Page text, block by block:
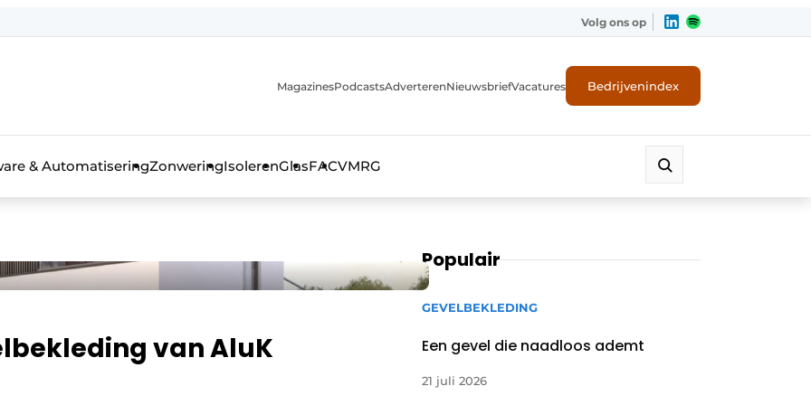
glas & daken
Volg ons op
MagazinesPodcastsAdverterenNieuwsbriefVacatures Bedrijvenindex
& AutomatiseringZonweringIsolerenGlasFACVMRG
van AluK
Populair
GEVELBEKLEDING
Een gevel die naadloos ademt
21 juli 2026